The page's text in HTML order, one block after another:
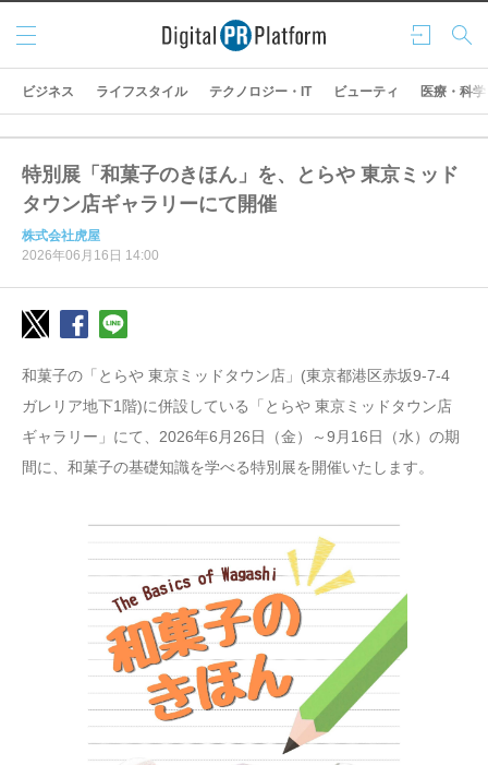
ログ
イン
検索
メニ
ュー
ビジネス ライフスタイル テクノロジー・IT ビューティ 医療・科学
特別展「和菓子のきほん」を、とらや 東京ミッド
タウン店ギャラリーにて開催
株式会社虎屋
2026年06月16日 14:00
和菓子の「とらや 東京ミッドタウン店」(東京都港区赤坂9-7-4
ガレリア地下1階)に併設している「とらや 東京ミッドタウン店
ギャラリー」にて、2026年6月26日（金）～9月16日（水）の期
間に、和菓子の基礎知識を学べる特別展を開催いたします。